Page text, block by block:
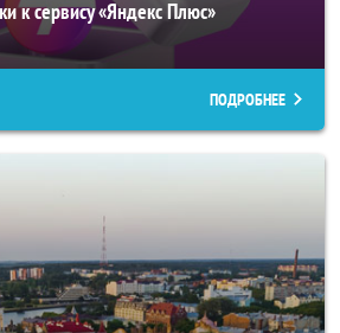
к сервису «Яндекс Плюс»
ПОДРОБНЕЕ